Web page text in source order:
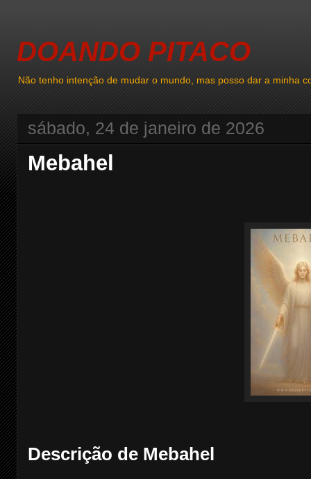
DOANDO PITACO
Não tenho intenção de mudar o mundo, mas posso dar a minha
sábado, 24 de janeiro de 2026
Mebahel
Descrição de Mebahel